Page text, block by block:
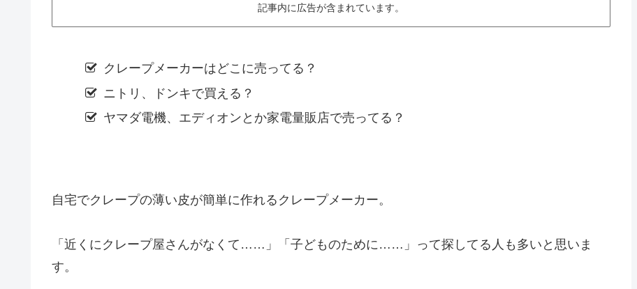
記事内に広告が含まれています。
クレープメーカーはどこに売ってる？
ニトリ、ドンキで買える？
ヤマダ電機、エディオンとか家電量販店で売ってる？
自宅でクレープの薄い皮が簡単に作れるクレープメーカー。
「近くにクレープ屋さんがなくて……」「子どものために……」って探してる人も多いと思いま
す。